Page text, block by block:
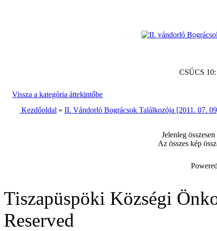
CSÚCS
Vissza a kategória áttekintőbe
Kezdőoldal » II. Vándorló Bográcsok Találkozója [2011. 07.
Jelenleg
Az összes kép
Tiszapüspöki Községi
Reserved